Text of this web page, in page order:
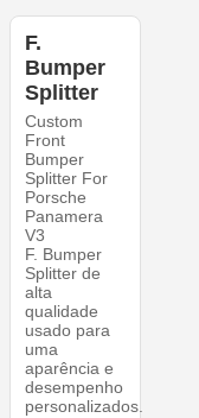
F.
Bumper
Splitter
Custom
Front
Bumper
Splitter For
Porsche
Panamera
V3
F. Bumper
Splitter de
alta
qualidade
usado para
uma
aparência e
desempenho
personalizados.